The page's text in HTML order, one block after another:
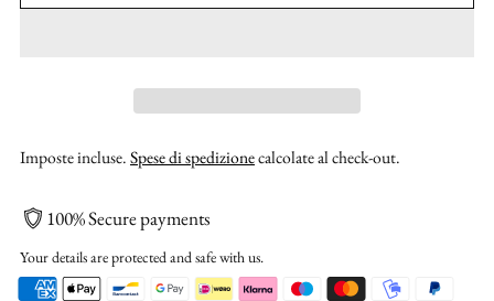
Imposte incluse.Spese di spedizionecalcolate al check-out.
100% Secure payments
Your details are protected and safe with us.